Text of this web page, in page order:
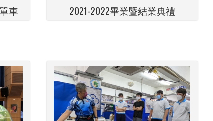
車 2021-2022畢業暨結業典禮